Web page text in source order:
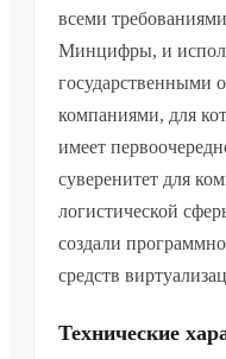
всеми
Минцифры, и
государственными
компаниями, для
имеет
суверенитет для
логистической
создали
средств
Технические